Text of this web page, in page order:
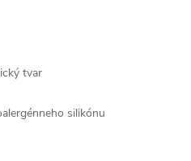
tvar
silikónu